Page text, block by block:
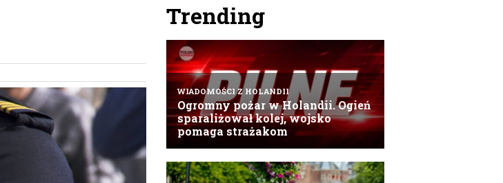
Trending